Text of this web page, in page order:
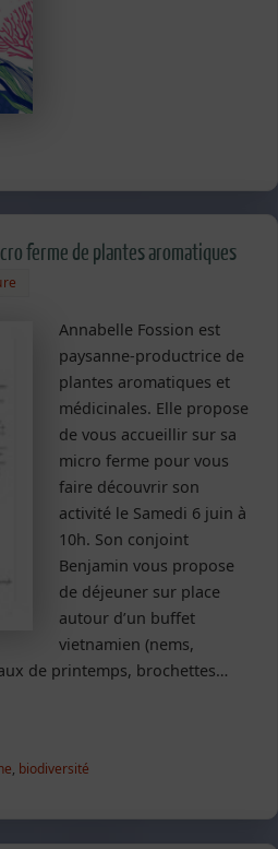
ferme de plantes aromatiques
Annabelle Fossion est
paysanne-productrice de
plantes aromatiques et
médicinales. Elle propose
de vous accueillir sur sa
micro ferme pour vous
faire découvrir son
activité le Samedi 6 juin à
10h. Son conjoint
Benjamin vous propose
de déjeuner sur place
autour d’un buffet
vietnamien (nems,
de printemps, brochettes…
, biodiversité